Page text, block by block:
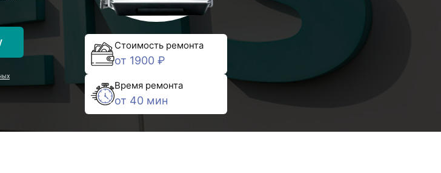
Стоимость ремонта
от 1900 ₽
Время ремонта
от 40 мин